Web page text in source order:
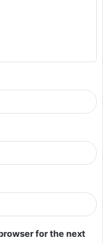
for the next